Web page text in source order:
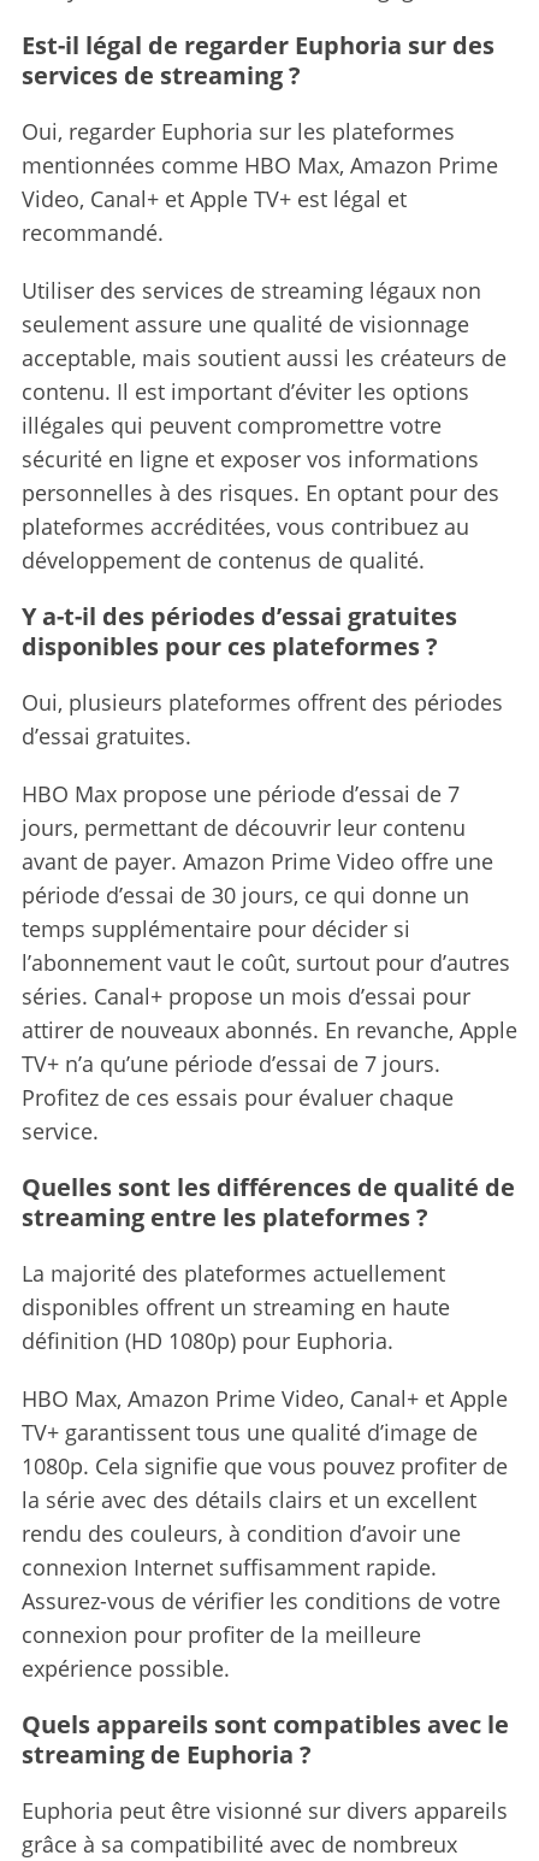
Est-il légal de regarder Euphoria sur des
services de streaming ?
Oui, regarder Euphoria sur les plateformes
mentionnées comme HBO Max, Amazon Prime
Video, Canal+ et Apple TV+ est légal et
recommandé.
Utiliser des services de streaming légaux non
seulement assure une qualité de visionnage
acceptable, mais soutient aussi les créateurs de
contenu. Il est important d’éviter les options
illégales qui peuvent compromettre votre
sécurité en ligne et exposer vos informations
personnelles à des risques. En optant pour des
plateformes accréditées, vous contribuez au
développement de contenus de qualité.
Y a-t-il des périodes d’essai gratuites
disponibles pour ces plateformes ?
Oui, plusieurs plateformes offrent des périodes
d’essai gratuites.
HBO Max propose une période d’essai de 7
jours, permettant de découvrir leur contenu
avant de payer. Amazon Prime Video offre une
période d’essai de 30 jours, ce qui donne un
temps supplémentaire pour décider si
l’abonnement vaut le coût, surtout pour d’autres
séries. Canal+ propose un mois d’essai pour
attirer de nouveaux abonnés. En revanche, Apple
TV+ n’a qu’une période d’essai de 7 jours.
Profitez de ces essais pour évaluer chaque
service.
Quelles sont les différences de qualité de
streaming entre les plateformes ?
La majorité des plateformes actuellement
disponibles offrent un streaming en haute
définition (HD 1080p) pour Euphoria.
HBO Max, Amazon Prime Video, Canal+ et Apple
TV+ garantissent tous une qualité d’image de
1080p. Cela signifie que vous pouvez profiter de
la série avec des détails clairs et un excellent
rendu des couleurs, à condition d’avoir une
connexion Internet suffisamment rapide.
Assurez-vous de vérifier les conditions de votre
connexion pour profiter de la meilleure
expérience possible.
Quels appareils sont compatibles avec le
streaming de Euphoria ?
Euphoria peut être visionné sur divers appareils
grâce à sa compatibilité avec de nombreux